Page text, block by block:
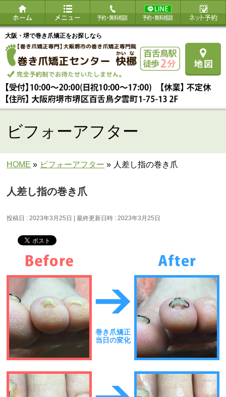
大阪・堺で巻き爪矯正をお探しなら
ビフォーアフター
HOME » ビフォーアフター » 人差し指の巻き爪
人差し指の巻き爪
投稿日 : 2023年3月25日 最終更新日時 : 2023年3月25日
巻き爪矯正
当日の変化